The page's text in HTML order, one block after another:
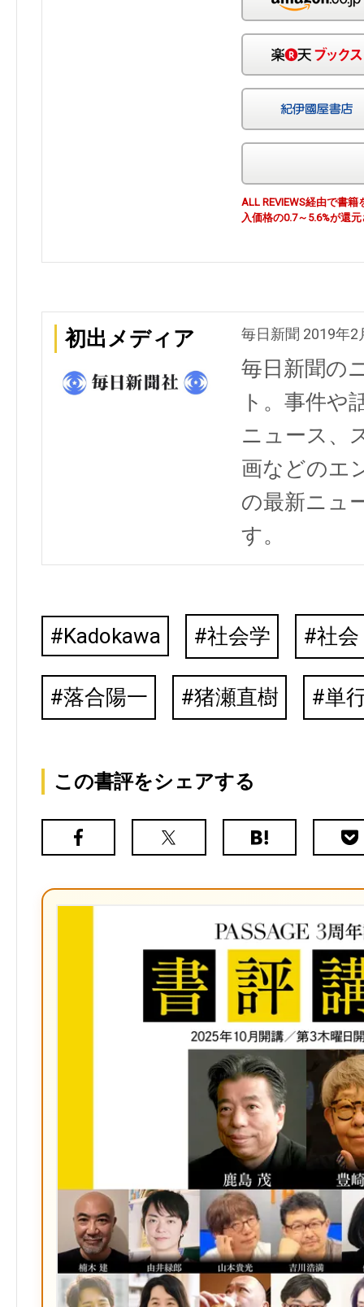
ALL REVIEWS経由で書
入価格の0.7～5.6%が還
初出メディア 毎日新聞 2019年2
毎日新聞の
ト。事件や
ニュース、
画などのエ
の最新ニュ
す。
Kadokawa 社会学 社
落合陽一 猪瀬直樹 単
この書評をシェアする
Facebook
X（旧
は
ク
マ
ー
ク